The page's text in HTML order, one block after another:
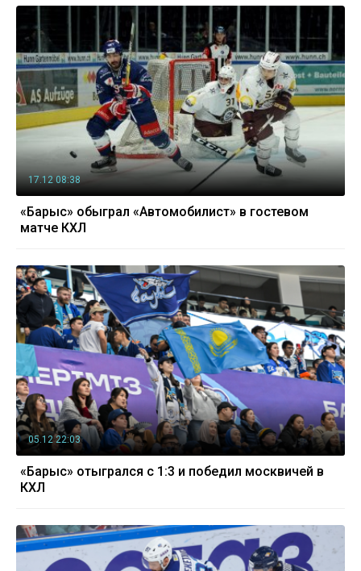
17.12 08:38
«Барыс» обыграл «Автомобилист» в гостевом
матче КХЛ
05.12 22:03
«Барыс» отыгрался с 1:3 и победил москвичей в
КХЛ